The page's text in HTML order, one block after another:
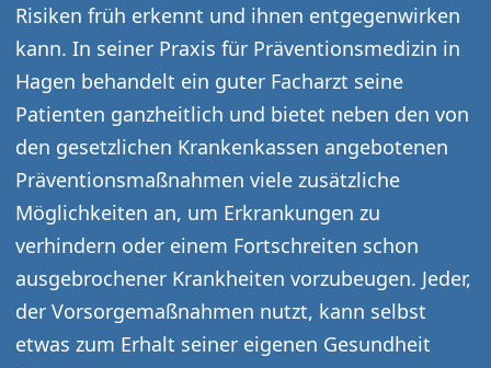
Risiken früh erkennt und ihnen entgegenwirken
kann. In seiner Praxis für Präventionsmedizin in
Hagen behandelt ein guter Facharzt seine
Patienten ganzheitlich und bietet neben den von
den gesetzlichen Krankenkassen angebotenen
Präventionsmaßnahmen viele zusätzliche
Möglichkeiten an, um Erkrankungen zu
verhindern oder einem Fortschreiten schon
ausgebrochener Krankheiten vorzubeugen. Jeder,
der Vorsorgemaßnahmen nutzt, kann selbst
etwas zum Erhalt seiner eigenen Gesundheit